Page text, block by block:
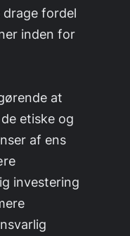
fordel
inden for
at
etiske og
af ens
investering